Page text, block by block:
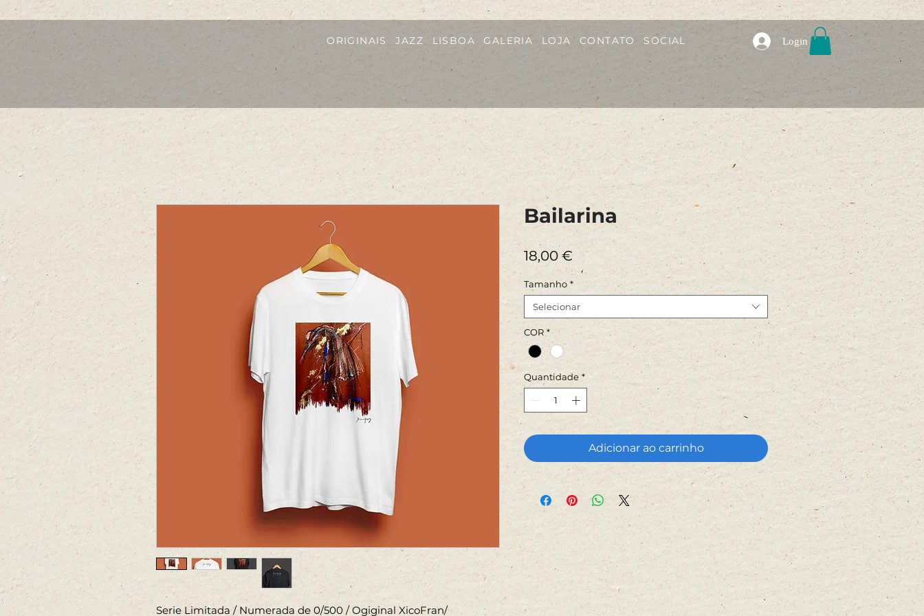
Login
ORIGINAIS JAZZ LISBOA GALERIA LOJA CONTATO SOCIAL
Serie Limitada / Numerada de 0/500 / Ogiginal XicoFran/
Bailarina
18,00 € Preço
Tamanho *
Selecionar
COR *
Quantidade *
Adicionar ao carrinho